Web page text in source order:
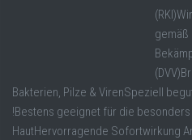
gemäß
Bakterien, Pilze & VirenSpeziell
!Bestens geeignet für die
HautHervorragende Sofortwirkung